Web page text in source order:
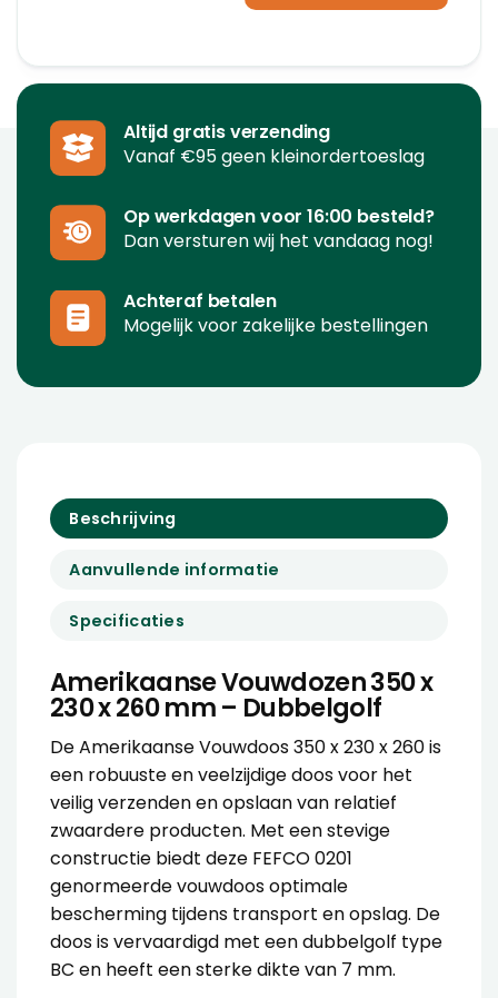
Altijd gratis verzending
Vanaf €95 geen kleinordertoeslag
Op werkdagen voor 16:00 besteld?
Dan versturen wij het vandaag nog!
Achteraf betalen
Mogelijk voor zakelijke bestellingen
Beschrijving
Aanvullende informatie
Specificaties
Amerikaanse Vouwdozen 350 x
230 x 260 mm – Dubbelgolf
De Amerikaanse Vouwdoos 350 x 230 x 260 is
een robuuste en veelzijdige doos voor het
veilig verzenden en opslaan van relatief
zwaardere producten. Met een stevige
constructie biedt deze FEFCO 0201
genormeerde vouwdoos optimale
bescherming tijdens transport en opslag. De
doos is vervaardigd met een dubbelgolf type
BC en heeft een sterke dikte van 7 mm.